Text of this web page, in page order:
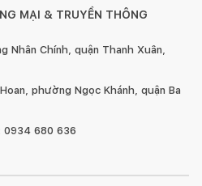
MẠI & TRUYỀN THÔNG
Nhân Chính, quận Thanh Xuân,
phường Ngọc Khánh, quận Ba
0934 680 636